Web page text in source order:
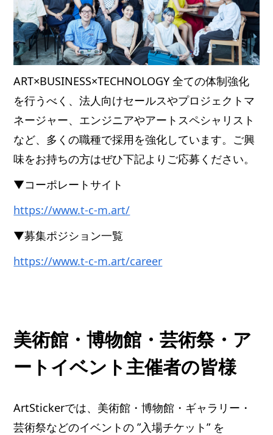
ART×BUSINESS×TECHNOLOGY 全ての体制強化
を行うべく、法人向けセールスやプロジェクトマ
ネージャー、エンジニアやアートスペシャリスト
など、多くの職種で採用を強化しています。ご興
味をお持ちの方はぜひ下記よりご応募ください。
▼コーポレートサイト
https://www.t-c-m.art/
▼募集ポジション一覧
https://www.t-c-m.art/career
美術館・博物館・芸術祭・ア
ートイベント主催者の皆様
ArtStickerでは、美術館・博物館・ギャラリー・
芸術祭などのイベントの ”入場チケット” を